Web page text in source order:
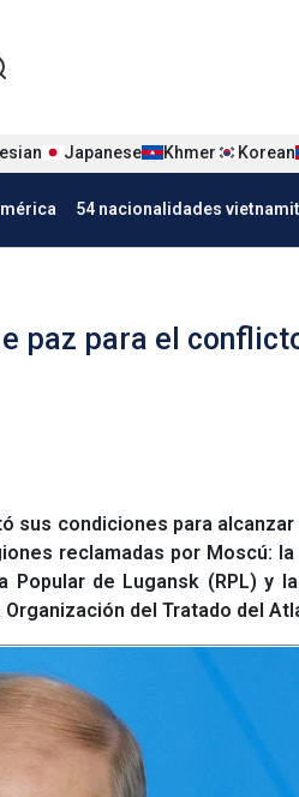
Tây ban nha
Japanese Khmer Korean
54 nacionalidades
paz para el
sus condiciones para
reclamadas por Moscú: la
Popular de Lugansk (RPL) y
del Tratado del